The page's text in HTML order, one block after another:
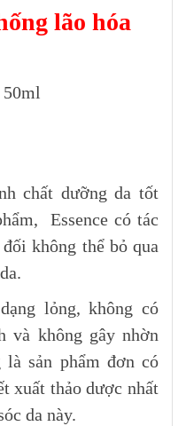
lão hóa
chất dưỡng da tốt
Essence có tác
không thể bỏ qua
lỏng, không có
và không gây nhờn
là sản phẩm đơn có
xuất thảo dược nhất
da này.